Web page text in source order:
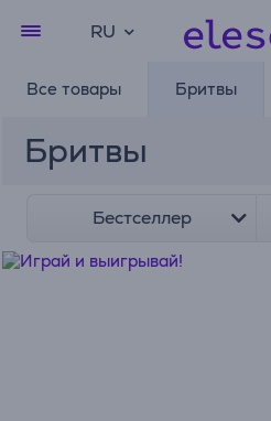
RU
Все товары Бритвы
Бритвы
Бестселлер